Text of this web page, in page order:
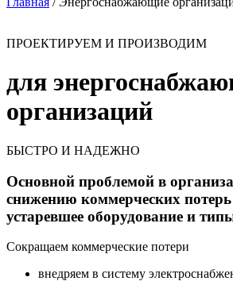
ПРОЕКТИРУЕМ И ПРОИЗВОДИМ
для
организаций
БЫСТРО И НАДЕЖНО
Основной проблемой в
снижению коммерческих
устаревшее оборудование и
Сокращаем коммерческие потери
внедряем в систему